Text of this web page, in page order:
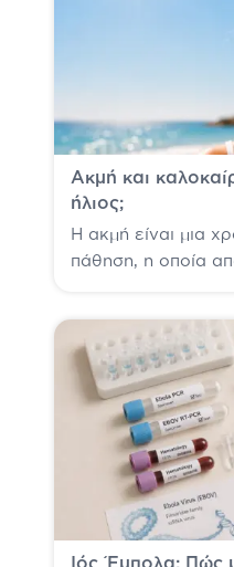
Ακμή και
ήλιος;
Η ακμή είναι μια
πάθηση, η οποία